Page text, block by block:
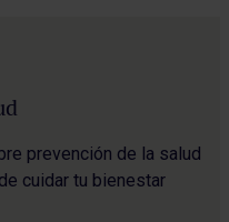
prevención de la salud
cuidar tu bienestar